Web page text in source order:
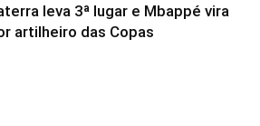
leva 3ª lugar e Mbappé vira
artilheiro das Copas